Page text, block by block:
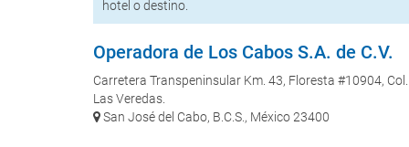
hotel o destino.
Operadora de Los Cabos S.A. de C.V.
Carretera Transpeninsular Km. 43, Floresta #10904, Col.
Las Veredas.
San José del Cabo, B.C.S., México 23400